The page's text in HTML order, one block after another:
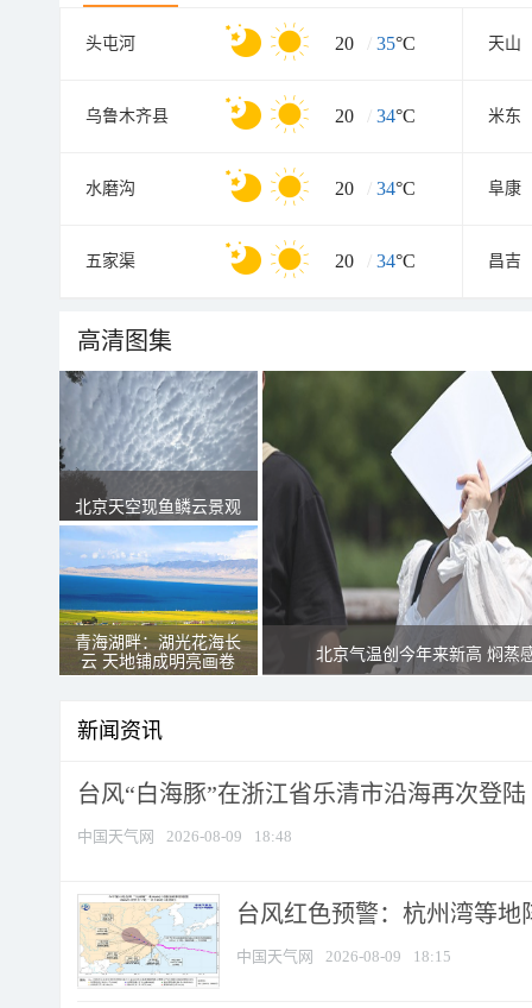
头屯河 20 / 35°C 天山
乌鲁木齐县 20 / 34°C 米东
水磨沟 20 / 34°C 阜康
五家渠 20 / 34°C 昌吉
高清图集
北京天空现鱼鳞云景观
青海湖畔：湖光花海长
云 天地铺成明亮画卷
北京气温创今年来新高 焖蒸
新闻资讯
台风“白海豚”在浙江省乐清市沿海再次登陆
中国天气网 2026-08-09 18:48
台风红色预警：杭州湾等地
中国天气网 2026-08-09 18:15